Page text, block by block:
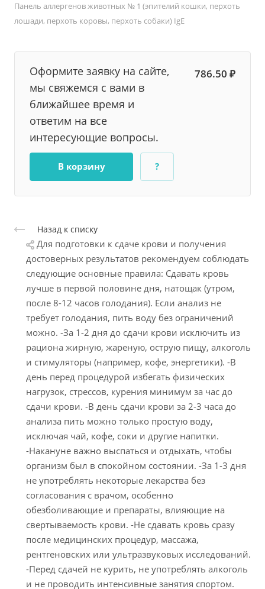
Панель аллергенов животных № 1 (эпителий кошки, перхоть
лошади, перхоть коровы, перхоть собаки) IgE
Оформите заявку на сайте,
мы свяжемся с вами в
ближайшее время и
ответим на все
интересующие вопросы.
786.50 ₽
В корзину ?
Назад к списку
Для подготовки к сдаче крови и получения
достоверных результатов рекомендуем соблюдать
следующие основные правила: Сдавать кровь
лучше в первой половине дня, натощак (утром,
после 8-12 часов голодания). Если анализ не
требует голодания, пить воду без ограничений
можно. -За 1-2 дня до сдачи крови исключить из
рациона жирную, жареную, острую пищу, алкоголь
и стимуляторы (например, кофе, энергетики). -В
день перед процедурой избегать физических
нагрузок, стрессов, курения минимум за час до
сдачи крови. -В день сдачи крови за 2-3 часа до
анализа пить можно только простую воду,
исключая чай, кофе, соки и другие напитки.
-Накануне важно выспаться и отдыхать, чтобы
организм был в спокойном состоянии. -За 1-3 дня
не употреблять некоторые лекарства без
согласования с врачом, особенно
обезболивающие и препараты, влияющие на
свертываемость крови. -Не сдавать кровь сразу
после медицинских процедур, массажа,
рентгеновских или ультразвуковых исследований.
-Перед сдачей не курить, не употреблять алкоголь
и не проводить интенсивные занятия спортом.